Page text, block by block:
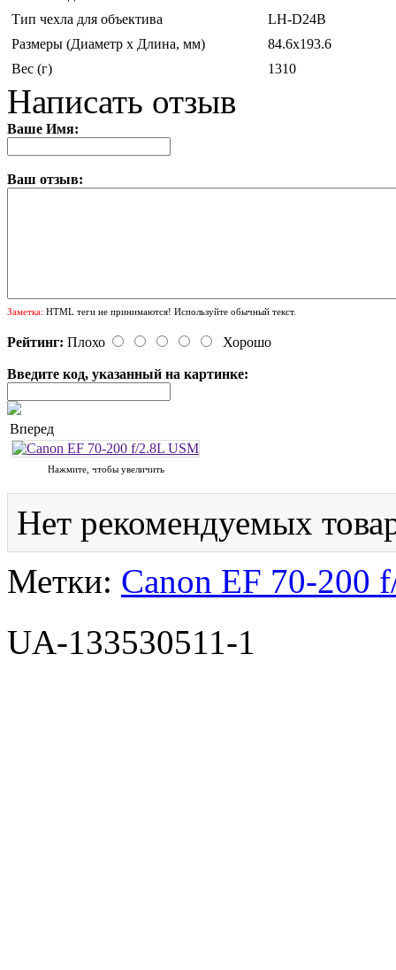
Тип чехла для объектива
LH-D24B
Размеры (Диаметр х Длина, мм)
84.6x193.6
Вес (г)
1310
Написать отзыв
Ваше Имя:
Ваш отзыв:
Заметка: HTML теги не принимаются! Используйте обычный текст.
Рейтинг: Плохо Хорошо
Введите код, указанный на картинке:
Вперед
Нажмите, чтобы увеличить
Нет рекомендуемых
Метки: Canon EF 70-200
UA-133530511-1